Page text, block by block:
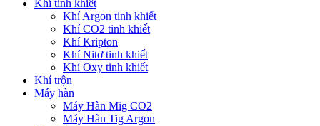
Khí tinh khiết
Khí Argon tinh khiết
Khí CO2 tinh khiết
Khí Kripton
Khí Nitơ tinh khiết
Khí Oxy tinh khiết
Khí trộn
Máy hàn
Máy Hàn Mig CO2
Máy Hàn Tig Argon